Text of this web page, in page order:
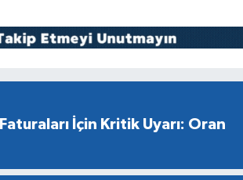
İçin Kritik Uyarı: Oran